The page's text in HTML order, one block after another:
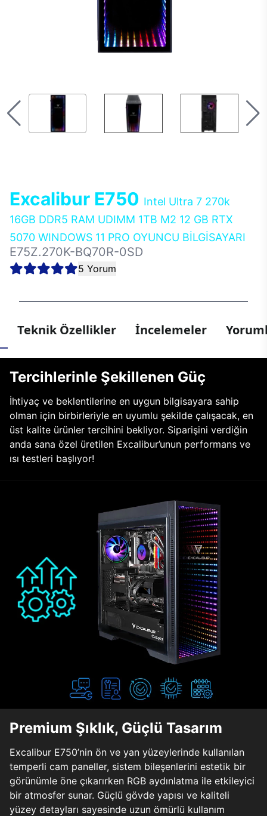
Excalibur E750 Intel Ultra 7 270k
16GB DDR5 RAM UDIMM 1TB M2 12 GB RTX
5070 WINDOWS 11 PRO OYUNCU BİLGİSAYARI
E75Z.270K-BQ70R-0SD
5 Yorum
Teknik Özellikler İncelemeler
Tercihlerinle Şekillenen Güç
İhtiyaç ve beklentilerine en uygun bilgisayara sahip
olman için birbirleriyle en uyumlu şekilde çalışacak, en
üst kalite ürünler tercihini bekliyor. Siparişini verdiğin
anda sana özel üretilen Excalibur’unun performans ve
ısı testleri başlıyor!
Premium Şıklık, Güçlü Tasarım
Excalibur E750’nin ön ve yan yüzeylerinde kullanılan
temperli cam paneller, sistem bileşenlerini estetik bir
görünümle öne çıkarırken RGB aydınlatma ile etkileyici
bir atmosfer sunar. Güçlü gövde yapısı ve kaliteli
yüzey detayları sayesinde uzun ömürlü kullanım